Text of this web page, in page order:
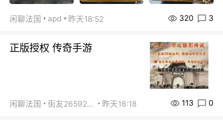
闲聊法国 apd 昨天18:52 320 3
正版授权 传奇手游
闲聊法国 街友26592800 昨天18:18 113 0